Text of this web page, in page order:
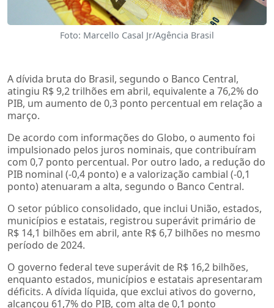
Foto: Marcello Casal Jr/Agência Brasil
A dívida bruta do Brasil, segundo o Banco Central,
atingiu R$ 9,2 trilhões em abril, equivalente a 76,2% do
PIB, um aumento de 0,3 ponto percentual em relação a
março.
De acordo com informações do Globo, o aumento foi
impulsionado pelos juros nominais, que contribuíram
com 0,7 ponto percentual. Por outro lado, a redução do
PIB nominal (-0,4 ponto) e a valorização cambial (-0,1
ponto) atenuaram a alta, segundo o Banco Central.
O setor público consolidado, que inclui União, estados,
municípios e estatais, registrou superávit primário de
R$ 14,1 bilhões em abril, ante R$ 6,7 bilhões no mesmo
período de 2024.
O governo federal teve superávit de R$ 16,2 bilhões,
enquanto estados, municípios e estatais apresentaram
déficits. A dívida líquida, que exclui ativos do governo,
alcançou 61,7% do PIB, com alta de 0,1 ponto